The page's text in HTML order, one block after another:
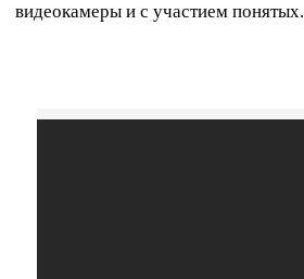
видеокамеры и с участием понятых.